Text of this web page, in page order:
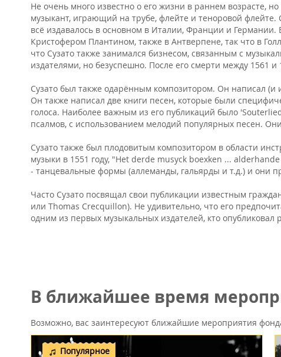
Не очень много известно о его жизни в раннем возрасте,
музыкант, играющий на трубе, флейте и теноровой флейте.
всё издавалось в основном в Италии, Франции и Германии.
Кристофером Плантином, также в Антверпене, так что в
что Сузато также занимался бизнесом, связанным с
издателями, но безуспешно. После его смерти между 1561
Сузато был также одарённым композитором. Он написал
Он также написал две книги песен, которые были
голоса. Наиболее важным из его публикаций было
псалмов, с использованием мелодий популярных песен.
Сузато также был плодовитым композитором в области
музыки в 1551 году, "Het derde musyck boexken ...
- танцевальные формы (аллеманды, гальярды и т.д.) и они
Часто Сузато посвящал свои публикации известным
или Thomas Crecquillon). Не удивительно, что его
одним из первых музыкальных издателей, кто
В ближайшее время
Возможно, вас заинтересуют ближайшие мероприятия
Популярное